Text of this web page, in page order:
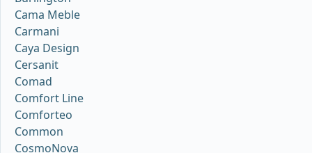
Cama Meble
Carmani
Caya Design
Cersanit
Comad
Comfort Line
Comforteo
Common
CosmoNova